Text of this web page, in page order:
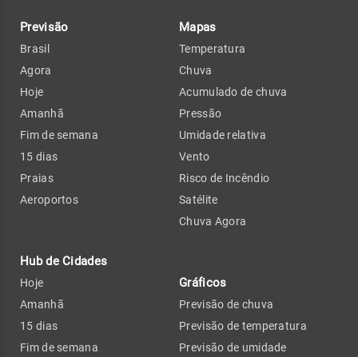
Previsão
Brasil
Agora
Hoje
Amanhã
Fim de semana
15 dias
Praias
Aeroportos
Hub de Cidades
Hoje
Amanhã
15 dias
Fim de semana
Mapas
Temperatura
Chuva
Acumulado de chuva
Pressão
Umidade relativa
Vento
Risco de Incêndio
Satélite
Chuva Agora
Gráficos
Previsão de chuva
Previsão de temperatura
Previsão de umidade